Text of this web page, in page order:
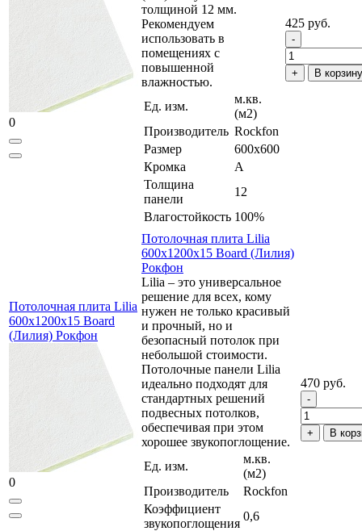
0
толщиной 12 мм.
Рекомендуем
использовать в
помещениях с
повышенной
влажностью.
Ед. изм.
м.кв.
(м2)
Производитель Rockfon
Размер
600x600
Кромка
A
Толщина
панели
12
Влагостойкость 100%
425 руб.
В корзину
Потолочная плита Lilia
600х1200х15 Board
(Лилия) Рокфон
0
Потолочная плита Lilia
600х1200х15 Board (Лилия)
Рокфон
Lilia – это универсальное
решение для всех, кому
нужен не только красивый
и прочный, но и
безопасный потолок при
небольшой стоимости.
Потолочные панели Lilia
идеально подходят для
стандартных решений
подвесных потолков,
обеспечивая при этом
хорошее звукопоглощение.
Ед. изм.
м.кв.
(м2)
Производитель
Rockfon
Коэффициент
звукопоглощения
0,6
470 руб.
В